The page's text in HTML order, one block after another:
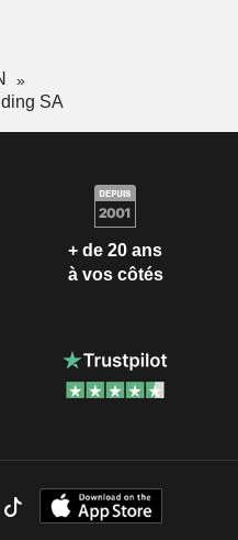
SA
+ de 20 ans
à vos côtés